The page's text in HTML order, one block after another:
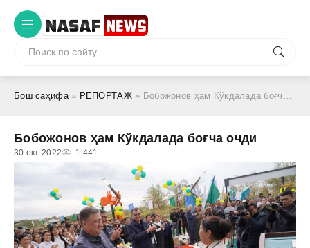
Бош саҳифа» РЕПОРТАЖ» Бобожонов ҳам Кўкдалада боғча очди
Бобожонов ҳам Кўкдалада боғча очди
30 окт 2022 1 441